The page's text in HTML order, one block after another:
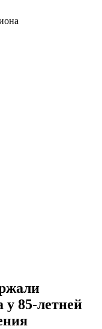
у 85-летней